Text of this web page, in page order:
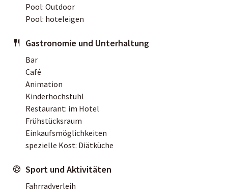
Pool: Outdoor
Pool: hoteleigen
Gastronomie und Unterhaltung
Bar
Café
Animation
Kinderhochstuhl
Restaurant: im Hotel
Frühstücksraum
Einkaufsmöglichkeiten
spezielle Kost: Diätküche
Sport und Aktivitäten
Fahrradverleih